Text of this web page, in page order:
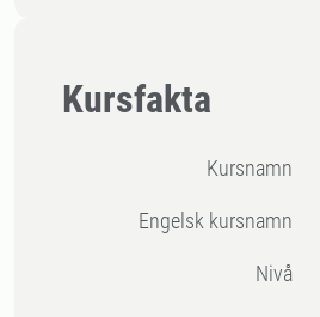
Kursfakta
Kursnamn
Engelsk kursnamn
Nivå